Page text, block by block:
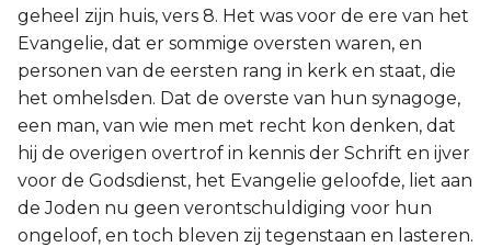
geheel zijn huis, vers 8. Het was voor de ere van het
Evangelie, dat er sommige oversten waren, en
personen van de eersten rang in kerk en staat, die
het omhelsden. Dat de overste van hun synagoge,
een man, van wie men met recht kon denken, dat
hij de overigen overtrof in kennis der Schrift en ijver
voor de Godsdienst, het Evangelie geloofde, liet aan
de Joden nu geen verontschuldiging voor hun
ongeloof, en toch bleven zij tegenstaan en lasteren.